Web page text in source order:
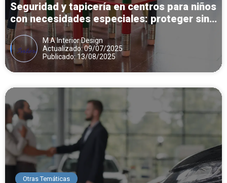
Seguridad y tapicería en centros para niños
con necesidades especiales: proteger sin
limitar
M.A Interior Design
Actualizado: 09/07/2025
Publicado: 13/08/2025
Otras Temáticas